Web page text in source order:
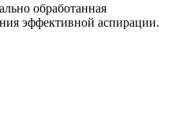
обработанная
эффективной аспирации.